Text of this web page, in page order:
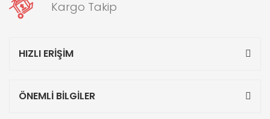
Kargo Takip
HIZLI ERİŞİM
ÖNEMLİ BİLGİLER